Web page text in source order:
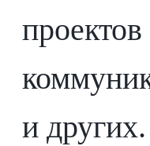
и других.